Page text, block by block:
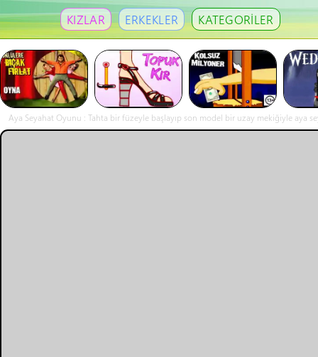
KIZLAR ERKEKLER KATEGORİLER
Aya Seyahat Oyunu : Tahta bir füzeyle başlayıp son model bir uzay mekiğiyle aya
toplayıp para kazanın. Kazandığınız